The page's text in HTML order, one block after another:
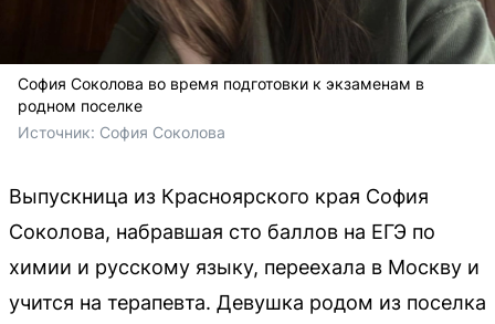
София Соколова во время подготовки к экзаменам в
родном поселке
Источник: София Соколова
Выпускница из Красноярского края София
Соколова, набравшая сто баллов на ЕГЭ по
химии и русскому языку, переехала в Москву и
учится на терапевта. Девушка родом из поселка